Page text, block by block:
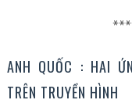
ANH QUỐC : HAI
TRÊN TRUYỀN HÌNH